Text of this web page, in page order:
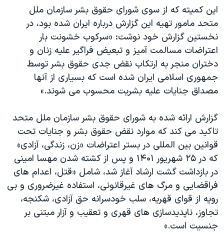
اسرائیل در جنگ
نرگس محمدی برنده جایزه نوبل صلح
همایش محافظه‌کاران آمریکا «سی‌پک»
صفحه‌های ویژه
سفر پرزیدنت ترامپ به چین
این کمیته که از سوی شورای حقوق بشر سازمان ملل
متحد مامور تهیه این گزارش درباره ایران شده بود، در
نخستین گزارش خود نوشت: «سرکوب خشونت بار
اعتراضات مسالمت آمیز و تبعیض فراگیر علیه زنان و
دختران منجر به ارتکاب نقض جدی حقوق بشر توسط
جمهوری اسلامی ایران شده است که بسیاری از آنها
مصداق جنایات علیه بشریت محسوب می شوند.»
گزارش ارائه شده به شورای حقوق بشر سازمان ملل متحد
تاکید می کند که موارد نقض حقوق بشر و جنایات تحت
قوانین بین المللی در بستر اعتراضات «زن، زندگی، آزادی»
که در ۲۵ شهریور ۱۴۰۱ و پس از کشته شدن مهسا امینی
در بازداشت گشت ارشاد آغاز شد، شامل «قتل، اعدام های
فراقضایی و مرگ های غیرقانونی، استفاده غیرضروری و بی
رویه از قوای قهریه، سلب خودسرانه حق آزادی، شکنجه،
تجاوز، ناپدیدسازی های قهری و تعقیب و آزار مبتنی بر
جنسیت است.»